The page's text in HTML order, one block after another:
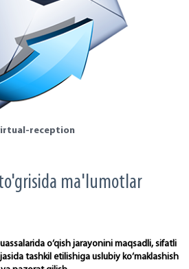
reception
ma'lumotlar
o‘qish jarayonini maqsadli, sifatli
tashkil etilishiga uslubiy ko‘maklashish